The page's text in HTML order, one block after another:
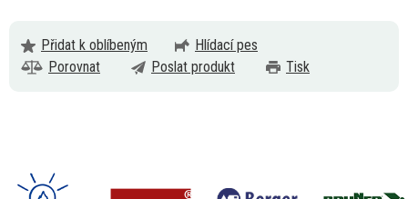
Přidat k oblíbeným
Hlídací pes
Porovnat
Poslat produkt Tisk